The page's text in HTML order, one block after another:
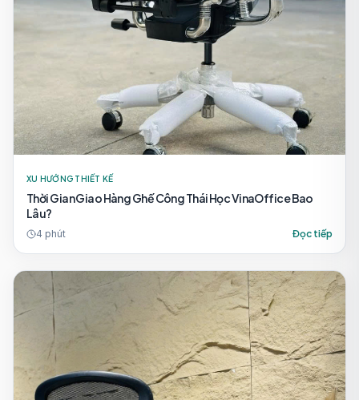
XU HƯỚNG THIẾT KẾ
Thời Gian Giao Hàng Ghế Công Thái Học VinaOffice Bao
Lâu?
4 phút Đọc tiếp